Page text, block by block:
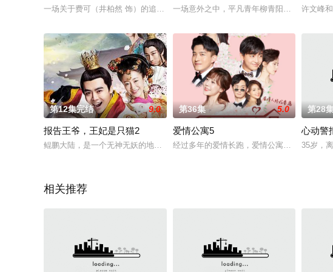
一场关于费可（井柏然 饰）的追思会，女记者何珊（周依然 饰）与五位陌生人一
一场意外之中，平凡青年柳青阳（贾乃亮 饰
许文峰
第12集完结 9.0
报告王爷，王妃是只猫2
鲲鹏大陆，是一个无神无妖的地界，小七，托了自己师父的福，穿越过去落在王
第36集 5.0
爱情公寓5
经过多年的爱情长跑，爱情公寓的老住客们
第28
心动警
35岁，
相关推荐